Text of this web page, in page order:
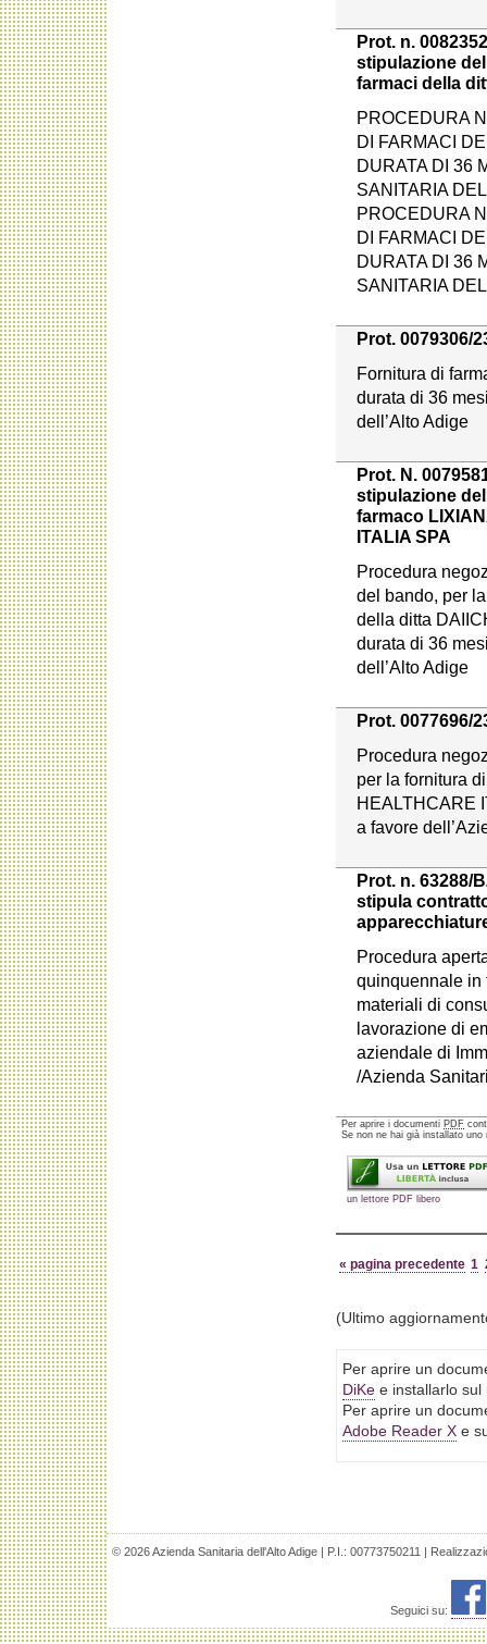
Per aprire i documenti PDF
Se non ne hai già installato
un lettore PDF libero
Prot. n.
stipulazione
farmaci della
PROCEDURA
DI FARMACI
DURATA DI 36
SANITARIA
PROCEDURA
DI FARMACI
DURATA DI 36
SANITARIA
Prot. 0079306/
Fornitura di
durata di 36
dell’Alto Adige
Prot. N.
stipulazione
farmaco
ITALIA SPA
Procedura
del bando, per
della ditta
durata di 36
dell’Alto Adige
Prot. 0077696/
Procedura
per la fornitura
HEALTHCARE
a favore
Prot. n. 63288/
stipula
Procedura
quinquennale in
materiali di
lavorazione di
aziendale di
/Azienda
« pagina precedente 1
(Ultimo
Per aprire un
DiKe e installarlo sul
Per aprire un
Adobe Reader X e
© 2026 Azienda Sanitaria dell'Alto Adige | P.I.: 00773750211 |
Seguici su: